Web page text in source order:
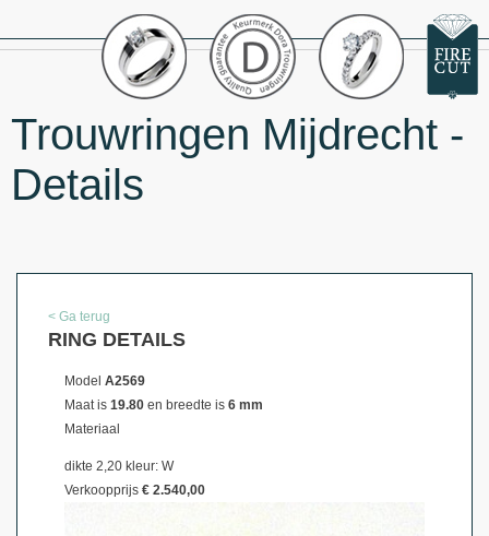
Trouwringen Mijdrecht -
Details
< Ga terug
RING DETAILS
Model A2569
Maat is 19.80 en breedte is 6 mm
Materiaal
dikte 2,20 kleur: W
Verkoopprijs € 2.540,00